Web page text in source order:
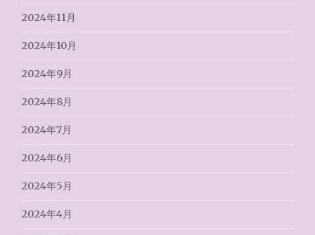
2024年11月
2024年10月
2024年9月
2024年8月
2024年7月
2024年6月
2024年5月
2024年4月